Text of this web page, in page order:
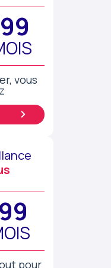
vous
pour